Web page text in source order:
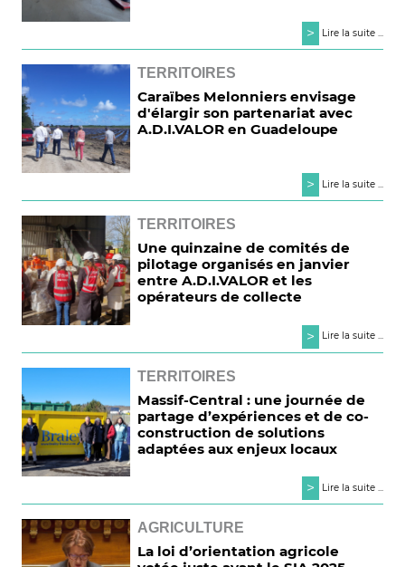
> Lire la suite ...
TERRITOIRES
Caraïbes Melonniers envisage
d'élargir son partenariat avec
A.D.I.VALOR en Guadeloupe
> Lire la suite ...
TERRITOIRES
Une quinzaine de comités de
pilotage organisés en janvier
entre A.D.I.VALOR et les
opérateurs de collecte
> Lire la suite ...
TERRITOIRES
Massif-Central : une journée de
partage d’expériences et de co-
construction de solutions
adaptées aux enjeux locaux
> Lire la suite ...
AGRICULTURE
La loi d’orientation agricole